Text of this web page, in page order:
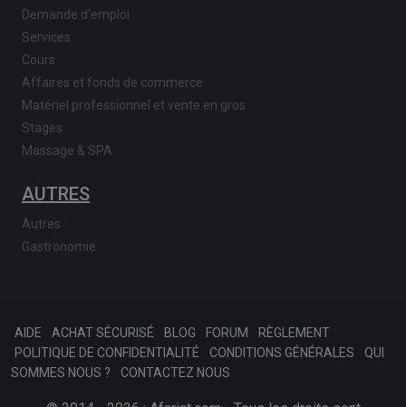
Demande d'emploi
Services
Cours
Affaires et fonds de commerce
Matériel professionnel et vente en gros
Stages
Massage & SPA
AUTRES
Autres
Gastronomie
AIDE ACHAT SÉCURISÉ BLOG FORUM
RÈGLEMENT
POLITIQUE DE CONFIDENTIALITÉ
CONDITIONS GÉNÉRALES
QUI
SOMMES NOUS ?
CONTACTEZ NOUS